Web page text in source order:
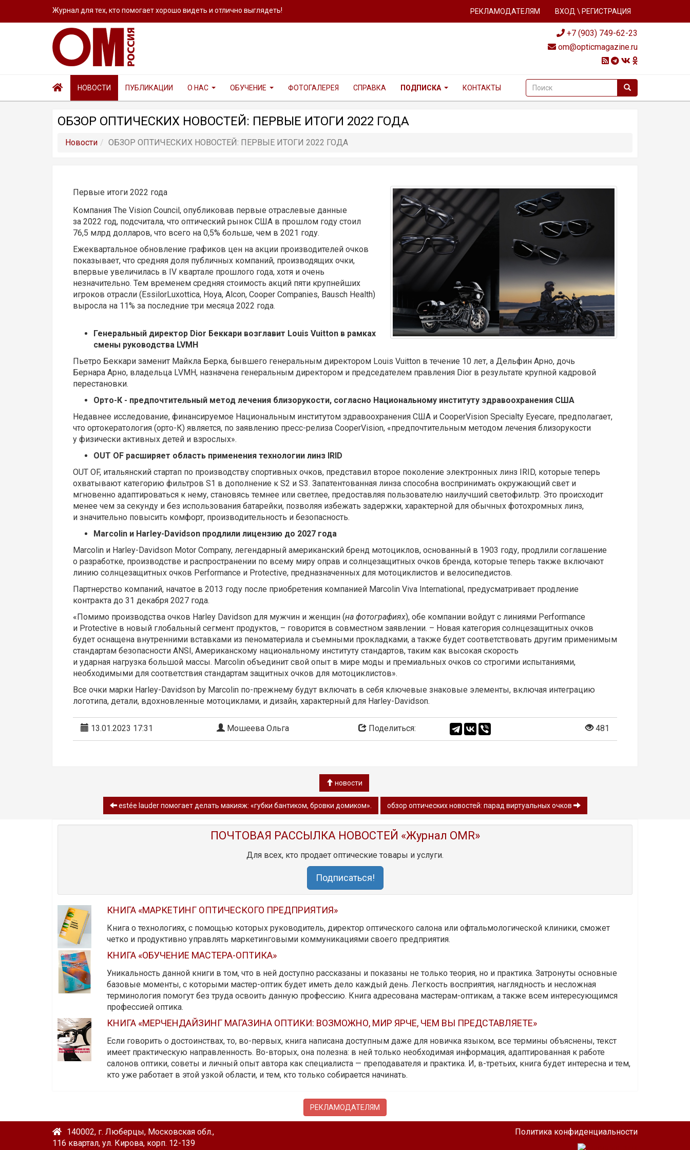
Журнал для тех, кто помогает хорошо видеть и отлично выглядеть! РЕКЛАМОДАТЕЛЯМ ВХОД \ РЕГИСТРАЦИЯ
+7 (903) 749-62-23
om@opticmagazine.ru
НОВОСТИ ПУБЛИКАЦИИ О НАС ОБУЧЕНИЕ ФОТОГАЛЕРЕЯ СПРАВКА ПОДПИСКА КОНТАКТЫ
ОБЗОР ОПТИЧЕСКИХ НОВОСТЕЙ: ПЕРВЫЕ ИТОГИ 2022 ГОДА
Новости ОБЗОР ОПТИЧЕСКИХ НОВОСТЕЙ: ПЕРВЫЕ ИТОГИ 2022 ГОДА
Первые итоги 2022 года
Компания The Vision Council, опубликовав первые отраслевые данные
за 2022 год, подсчитала, что оптический рынок США в прошлом году стоил
76,5 млрд долларов, что всего на 0,5% больше, чем в 2021 году.
Ежеквартальное обновление графиков цен на акции производителей очков
показывает, что средняя доля публичных компаний, производящих очки,
впервые увеличилась в IV квартале прошлого года, хотя и очень
незначительно. Тем временем средняя стоимость акций пяти крупнейших
игроков отрасли (EssilorLuxottica, Hoya, Alcon, Cooper Companies, Bausch Health)
выросла на 11% за последние три месяца 2022 года.
Генеральный директор Dior Беккари возглавит Louis Vuitton в рамках
смены руководства LVMH
Пьетро Беккари заменит Майкла Берка, бывшего генеральным директором Louis Vuitton в течение 10 лет, а Дельфин Арно, дочь
Бернара Арно, владельца LVMH, назначена генеральным директором и председателем правления Dior в результате крупной кадровой
перестановки.
Орто-К - предпочтительный метод лечения близорукости, согласно Национальному институту здравоохранения США
Недавнее исследование, финансируемое Национальным институтом здравоохранения США и CooperVision Specialty Eyecare, предполагает,
что ортокератология (орто-К) является, по заявлению пресс-релиза CooperVision, «предпочтительным методом лечения близорукости
у физически активных детей и взрослых».
OUT OF расширяет область применения технологии линз IRID
OUT OF, итальянский стартап по производству спортивных очков, представил второе поколение электронных линз IRID, которые теперь
охватывают категорию фильтров S1 в дополнение к S2 и S3. Запатентованная линза способна воспринимать окружающий свет и
мгновенно адаптироваться к нему, становясь темнее или светлее, предоставляя пользователю наилучший светофильтр. Это происходит
менее чем за секунду и без использования батарейки, позволяя избежать задержки, характерной для обычных фотохромных линз,
и значительно повысить комфорт, производительность и безопасность.
Marcolin и Harley-Davidson продлили лицензию до 2027 года
Marcolin и Harley-Davidson Motor Company, легендарный американский бренд мотоциклов, основанный в 1903 году, продлили соглашение
о разработке, производстве и распространении по всему миру оправ и солнцезащитных очков бренда, которые теперь также включают
линию солнцезащитных очков Performance и Protective, предназначенных для мотоциклистов и велосипедистов.
Партнерство компаний, начатое в 2013 году после приобретения компанией Marcolin Viva International, предусматривает продление
контракта до 31 декабря 2027 года.
«Помимо производства очков Harley Davidson для мужчин и женщин (на фотографиях), обе компании войдут с линиями Performance
и Protective в новый глобальный сегмент продуктов, – говорится в совместном заявлении. – Новая категория солнцезащитных очков
будет оснащена внутренними вставками из пеноматериала и съемными прокладками, а также будет соответствовать другим применимым
стандартам безопасности ANSI, Американскому национальному институту стандартов, таким как высокая скорость
и ударная нагрузка большой массы. Marcolin объединит свой опыт в мире моды и премиальных очков со строгими испытаниями,
необходимыми для соответствия стандартам защитных очков для мотоциклистов».
Все очки марки Harley-Davidson by Marcolin по-прежнему будут включать в себя ключевые знаковые элементы, включая интеграцию
логотипа, детали, вдохновленные мотоциклами, и дизайн, характерный для Harley-Davidson.
13.01.2023 17:31 Мошеева Ольга Поделиться: 481
новости
estée lauder помогает делать макияж: «губки бантиком, бровки домиком». обзор оптических новостей: парад виртуальных очков
ПОЧТОВАЯ РАССЫЛКА НОВОСТЕЙ «Журнал OMR»
Для всех, кто продает оптические товары и услуги.
Подписаться!
КНИГА «МАРКЕТИНГ ОПТИЧЕСКОГО ПРЕДПРИЯТИЯ»
Книга о технологиях, с помощью которых руководитель, директор оптического салона или офтальмологической клиники, сможет
четко и продуктивно управлять маркетинговыми коммуникациями своего предприятия.
КНИГА «ОБУЧЕНИЕ МАСТЕРА-ОПТИКА»
Уникальность данной книги в том, что в ней доступно рассказаны и показаны не только теория, но и практика. Затронуты основные
базовые моменты, с которыми мастер-оптик будет иметь дело каждый день. Легкость восприятия, наглядность и несложная
терминология помогут без труда освоить данную профессию. Книга адресована мастерам-оптикам, а также всем интересующимся
профессией оптика.
КНИГА «МЕРЧЕНДАЙЗИНГ МАГАЗИНА ОПТИКИ: ВОЗМОЖНО, МИР ЯРЧЕ, ЧЕМ ВЫ ПРЕДСТАВЛЯЕТЕ»
Если говорить о достоинствах, то, во-первых, книга написана доступным даже для новичка языком, все термины объяснены, текст
имеет практическую направленность. Во-вторых, она полезна: в ней только необходимая информация, адаптированная к работе
салонов оптики, советы и личный опыт автора как специалиста — преподавателя и практика. И, в-третьих, книга будет интересна и тем,
кто уже работает в этой узкой области, и тем, кто только собирается начинать.
РЕКЛАМОДАТЕЛЯМ
140002, г. Люберцы, Московская обл.,
116 квартал, ул. Кирова, корп. 12-139
Политика конфиденциальности